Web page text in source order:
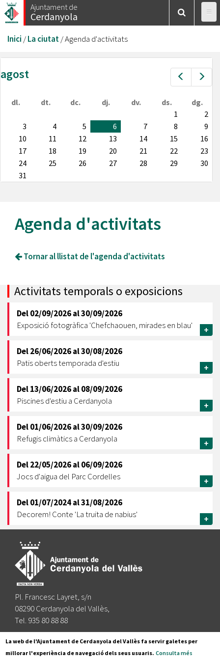
Vés
al
Ajuntament de
Cerdanyola
Esteu
aquí
Inici /La ciutat/Agenda d'activitats
Prev
agost
dl. dt. dc. dj. dv. ds.
dg.
1
2
3
4 5 6 7 8
9
10
11 12 13 14 15
16
17
18 19 20 21 22
23
24
25 26 27 28 29
30
31
Agenda d'activitats
Tornar al llistat de l'agenda d'activitats
Activitats temporals o exposicions
Del02/09/2026al30/09/2026
Exposició fotogràfica 'Chefchaouen, mirades en blau'
+
Del26/06/2026al30/08/2026
Patis oberts temporada d'estiu
+
Del13/06/2026al08/09/2026
Piscines d'estiu a Cerdanyola
+
Del01/06/2026al30/09/2026
Refugis climàtics a Cerdanyola
+
Del22/05/2026al06/09/2026
Jocs d'aigua del Parc Cordelles
+
Del01/07/2024al31/08/2026
Decorem! Conte 'La truita de nabius'
+
Pl. Francesc Layret, s/n
08290 Cerdanyola del Vallès,
Tel. 935 80 88 88
Segueix-nos a:
La web de l'Ajuntament de Cerdanyola del Vallès fa servir galetes per
millorar l'experiència de navegació dels seus usuaris. Consulta més